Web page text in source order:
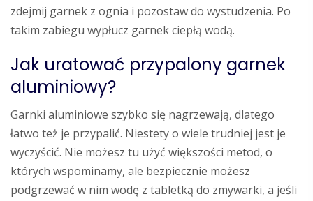
zdejmij garnek z ognia i pozostaw do wystudzenia. Po
takim zabiegu wypłucz garnek ciepłą wodą.
Jak uratować przypalony garnek
aluminiowy?
Garnki aluminiowe szybko się nagrzewają, dlatego
łatwo też je przypalić. Niestety o wiele trudniej jest je
wyczyścić. Nie możesz tu użyć większości metod, o
których wspominamy, ale bezpiecznie możesz
podgrzewać w nim wodę z tabletką do zmywarki, a jeśli